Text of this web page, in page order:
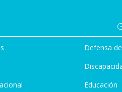
Defensa
Educación